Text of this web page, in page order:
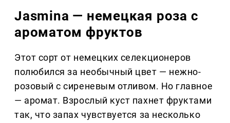
Jasmina — немецкая роза с
ароматом фруктов
Этот сорт от немецких селекционеров
полюбился за необычный цвет — нежно-
розовый с сиреневым отливом. Но главное
— аромат. Взрослый куст пахнет фруктами
так, что запах чувствуется за несколько